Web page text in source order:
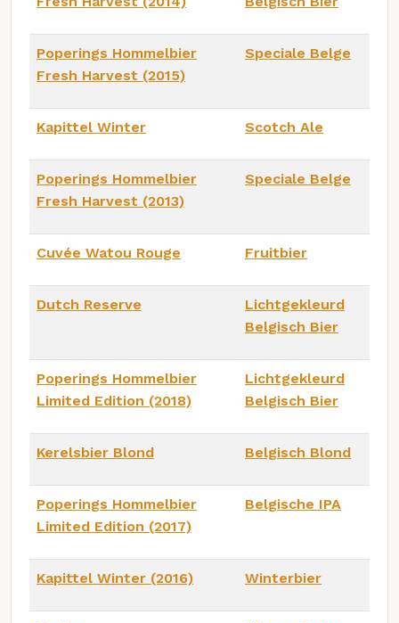
Poperings Hommelbier
Fresh Harvest (2015)
Speciale Belge
Kapittel Winter Scotch Ale
Poperings Hommelbier
Fresh Harvest (2013)
Speciale Belge
Cuvée Watou Rouge Fruitbier
Dutch Reserve
Lichtgekleurd
Belgisch Bier
Poperings Hommelbier
Limited Edition (2018)
Lichtgekleurd
Belgisch Bier
Kerelsbier Blond Belgisch Blond
Poperings Hommelbier
Limited Edition (2017)
Belgische IPA
Kapittel Winter (2016) Winterbier